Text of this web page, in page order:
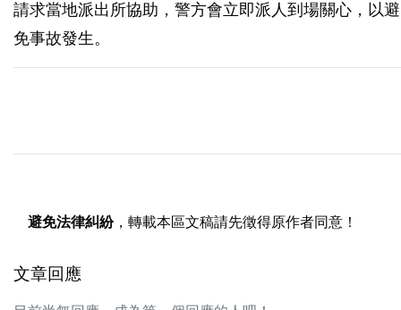
請求當地派出所協助，警方會立即派人到場關心，以避
免事故發生。
避免法律糾紛，轉載本區文稿請先徵得原作者同意！
文章回應